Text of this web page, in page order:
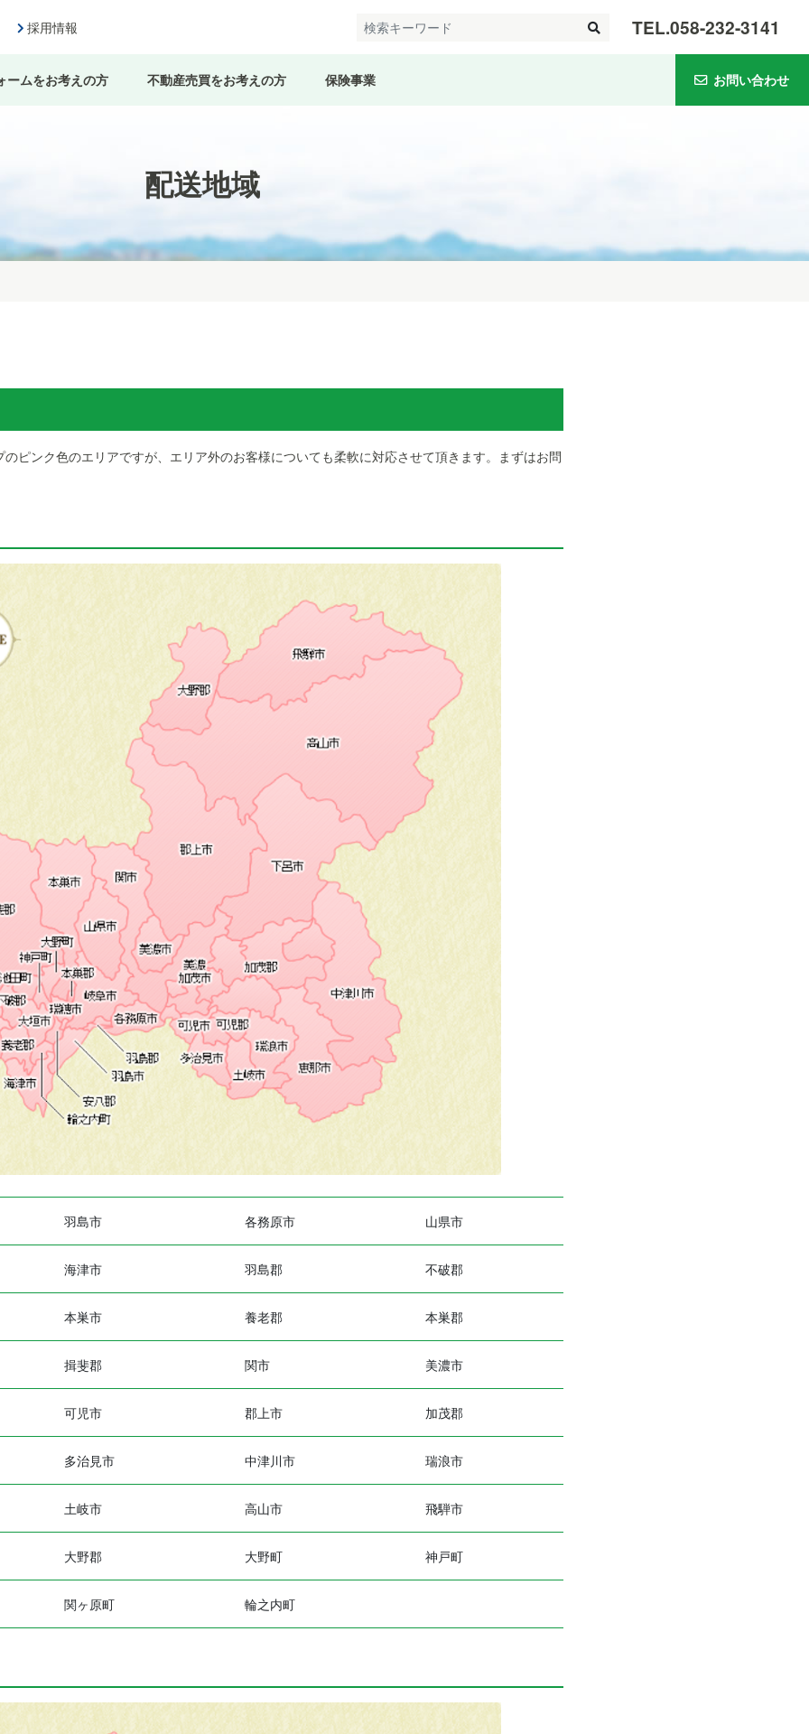
採用情報 TEL.058-232-3141
ームをお考えの方 不動産売買をお考えの方 保険事業 お問い合わせ
配送地域
ピンク色のエリアですが、エリア外のお客様についても柔軟に対応させて頂きます。まずはお問
羽島市 各務原市 山県市
海津市 羽島郡 不破郡
本巣市 養老郡 本巣郡
揖斐郡 関市 美濃市
可児市 郡上市 加茂郡
多治見市 中津川市 瑞浪市
土岐市 高山市 飛騨市
大野郡 大野町 神戸町
関ヶ原町 輪之内町